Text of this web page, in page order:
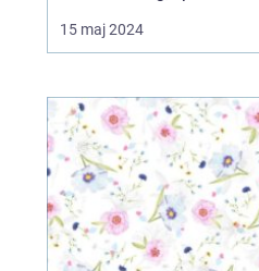
och möjligheten att
vinna stort. De fungerar
som söker fläkten av risk
och lockelsen av
belöningar. Oavsett om
du är ...
15 maj 2024